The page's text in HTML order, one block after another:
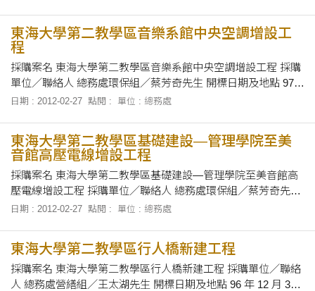
東海大學第二教學區音樂系館中央空調增設工
程
採購案名 東海大學第二教學區音樂系館中央空調增設工程 採購
單位／聯絡人 總務處環保組／蔡芳奇先生 開標日期及地點 97
年 1 月 4 日上午 10 時 30 分正，在本校第一會議室當眾開標 招
日期 : 2012-02-27 點閱 : 單位 : 總務處
東海大學第二教學區基礎建設—管理學院至美
音館高壓電線增設工程
採購案名 東海大學第二教學區基礎建設—管理學院至美音館高
壓電線增設工程 採購單位／聯絡人 總務處環保組／蔡芳奇先生
開標日期及地點 97 年 1 月 4 日上午 10 時正，在本校第一會議
日期 : 2012-02-27 點閱 : 單位 : 總務處
東海大學第二教學區行人橋新建工程
採購案名 東海大學第二教學區行人橋新建工程 採購單位／聯絡
人 總務處營繕組／王太湖先生 開標日期及地點 96 年 12 月 31